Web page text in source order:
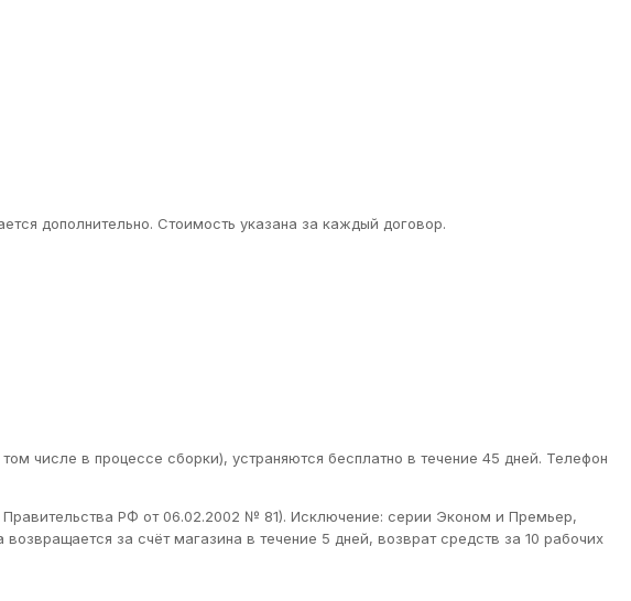
дополнительно. Стоимость указана за каждый договор.
числе в процессе сборки), устраняются бесплатно в течение 45 дней. Телефон
РФ от 06.02.2002 № 81). Исключение: серии Эконом и Премьер,
за счёт магазина в течение 5 дней, возврат средств за 10 рабочих